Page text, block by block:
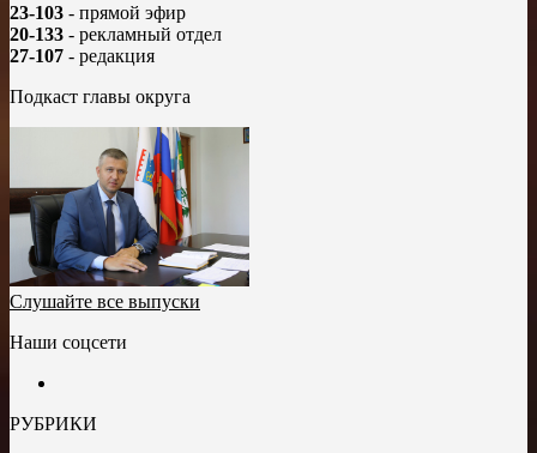
23-103 - прямой эфир
20-133 - рекламный отдел
27-107 - редакция
Подкаст главы округа
Слушайте все выпуски
Наши соцсети
РУБРИКИ